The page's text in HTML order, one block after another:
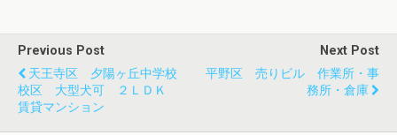
Previous Post
天王寺区 夕陽ヶ丘中学校
校区 大型犬可 ２ＬＤＫ
賃貸マンション
Next Post
平野区 売りビル 作業所・事
務所・倉庫